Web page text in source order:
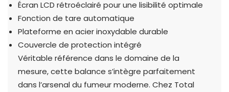
Écran LCD rétroéclairé pour une lisibilité optimale
Fonction de tare automatique
Plateforme en acier inoxydable durable
Couvercle de protection intégré
Véritable référence dans le domaine de la
mesure, cette balance s’intègre parfaitement
dans l’arsenal du fumeur moderne. Chez Total